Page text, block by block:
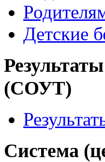
Детские
(СОУТ)
Система